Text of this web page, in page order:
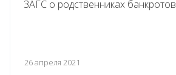
ЗАГС о родственниках банкротов
26 апреля 2021